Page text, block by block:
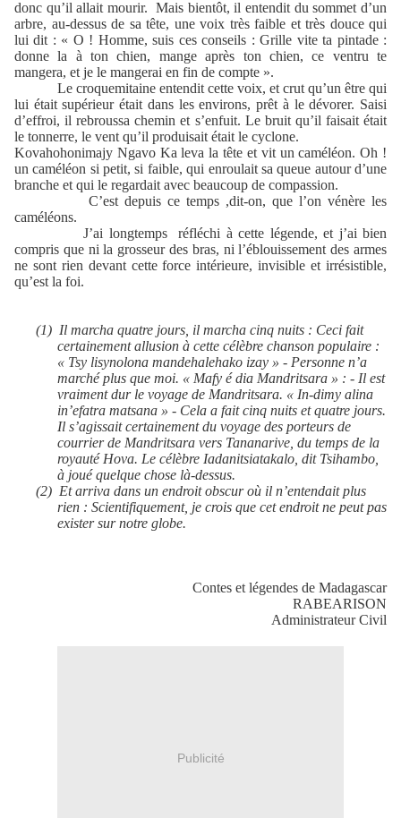
donc qu’il allait mourir. Mais bientôt, il entendit du sommet d’un
arbre, au-dessus de sa tête, une voix très faible et très douce qui
lui dit : « O ! Homme, suis ces conseils : Grille vite ta pintade :
donne la à ton chien, mange après ton chien, ce ventru te
mangera, et je le mangerai en fin de compte ».
Le croquemitaine entendit cette voix, et crut qu’un être qui
lui était supérieur était dans les environs, prêt à le dévorer. Saisi
d’effroi, il rebroussa chemin et s’enfuit. Le bruit qu’il faisait était
le tonnerre, le vent qu’il produisait était le cyclone.
Kovahohonimajy Ngavo Ka leva la tête et vit un caméléon. Oh !
un caméléon si petit, si faible, qui enroulait sa queue autour d’une
branche et qui le regardait avec beaucoup de compassion.
C’est depuis ce temps ,dit-on, que l’on vénère les
caméléons.
J’ai longtemps
réfléchi à cette légende, et j’ai bien
compris que ni la grosseur des bras, ni l’éblouissement des armes
ne sont rien devant cette force intérieure, invisible et irrésistible,
qu’est la foi.
(1) Il marcha quatre jours, il marcha cinq nuits : Ceci fait
certainement allusion à cette célèbre chanson populaire :
« Tsy lisynolona mandehalehako izay » - Personne n’a
marché plus que moi. « Mafy é dia Mandritsara » : - Il est
vraiment dur le voyage de Mandritsara. « In-dimy alina
in’efatra matsana » - Cela a fait cinq nuits et quatre jours.
Il s’agissait certainement du voyage des porteurs de
courrier de Mandritsara vers Tananarive, du temps de la
royauté Hova. Le célèbre Iadanitsiatakalo, dit Tsihambo,
à joué quelque chose là-dessus.
(2) Et arriva dans un endroit obscur où il n’entendait plus
rien : Scientifiquement, je crois que cet endroit ne peut pas
exister sur notre globe.
Contes et légendes de Madagascar
RABEARISON
Administrateur Civil
Publicité